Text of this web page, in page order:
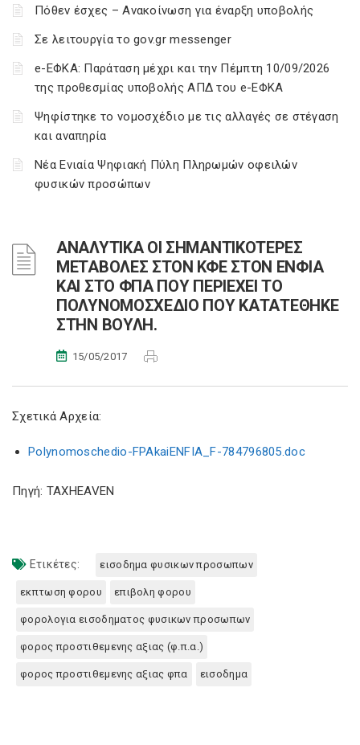
Πόθεν έσχες – Ανακοίνωση για έναρξη υποβολής
Σε λειτουργία το gov.gr messenger
e-ΕΦΚΑ: Παράταση μέχρι και την Πέμπτη 10/09/2026
της προθεσμίας υποβολής ΑΠΔ του e-ΕΦΚΑ
Ψηφίστηκε το νομοσχέδιο με τις αλλαγές σε στέγαση
και αναπηρία
Νέα Ενιαία Ψηφιακή Πύλη Πληρωμών οφειλών
φυσικών προσώπων
ΑΝΑΛΥΤΙΚΑ ΟΙ ΣΗΜΑΝΤΙΚΟΤΕΡΕΣ
ΜΕΤΑΒΟΛΕΣ ΣΤΟΝ ΚΦΕ ΣΤΟΝ ΕΝΦΙΑ
ΚΑΙ ΣΤΟ ΦΠΑ ΠΟΥ ΠΕΡΙΕΧΕΙ ΤΟ
ΠΟΛΥΝΟΜΟΣΧΕΔΙΟ ΠΟΥ ΚΑΤΑΤΕΘΗΚΕ
ΣΤΗΝ ΒΟΥΛΗ.
15/05/2017
Σχετικά Αρχεία:
Polynomoschedio-FPAkaiENFIA_F-784796805.doc
Πηγή: TAXHEAVEN
Ετικέτες: εισοδημα φυσικων προσωπων
εκπτωση φορου επιβολη φορου
φορολογια εισοδηματος φυσικων προσωπων
φορος προστιθεμενης αξιας (φ.π.α.)
φορος προστιθεμενης αξιας φπα εισοδημα